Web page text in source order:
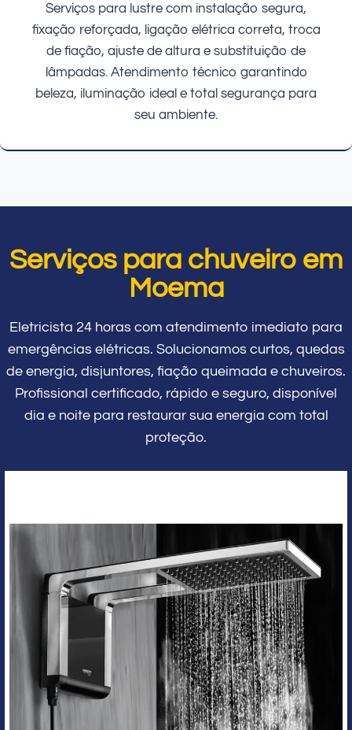
Serviços para lustre com instalação segura,
fixação reforçada, ligação elétrica correta, troca
de fiação, ajuste de altura e substituição de
lâmpadas. Atendimento técnico garantindo
beleza, iluminação ideal e total segurança para
seu ambiente.
Serviços para chuveiro em
Moema
Eletricista 24 horas com atendimento imediato para
emergências elétricas. Solucionamos curtos, quedas
de energia, disjuntores, fiação queimada e chuveiros.
Profissional certificado, rápido e seguro, disponível
dia e noite para restaurar sua energia com total
proteção.